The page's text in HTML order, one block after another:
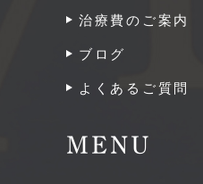
治療費のご案内
ブログ
よくあるご質問
MENU